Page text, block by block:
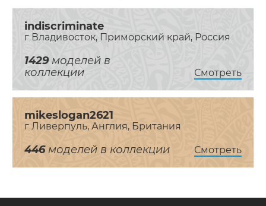
indiscriminate
г Владивосток, Приморский край, Россия
1429моделей в
коллекции
Смотреть
mikeslogan2621
г Ливерпуль, Англия, Британия
446моделей в коллекции Смотреть